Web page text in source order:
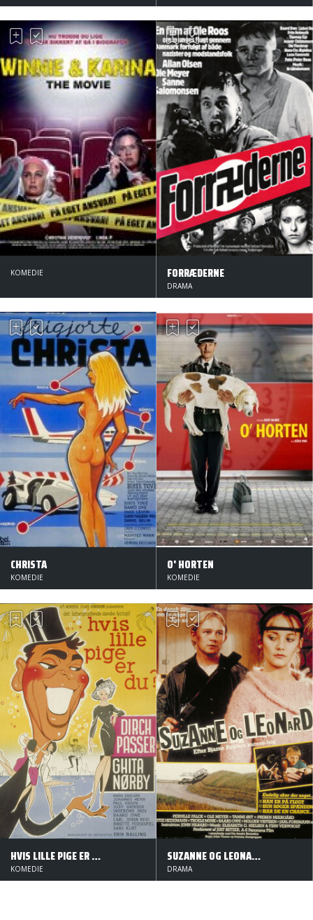
KOMEDIE FORRÆDERNE
DRAMA
CHRISTA
KOMEDIE
O' HORTEN
KOMEDIE
HVIS LILLE PIGE ER DU?
KOMEDIE
SUZANNE OG LEONARD
DRAMA